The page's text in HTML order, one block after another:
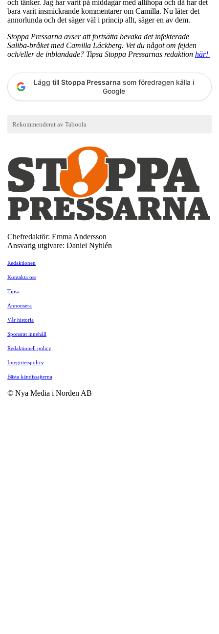
och tänker. Jag har varit på middagar med allihopa och då har det
bara varit insmickrande kommentarer om Camilla. Nu låter det
annorlunda och det säger väl i princip allt, säger en av dem.
Stoppa Pressarna avser att fortsätta bevaka det infekterade
Saliba-bråket med Camilla Läckberg. Vet du något om fejden
och/eller de inblandade? Tipsa Stoppa Pressarnas redaktion här!
Lägg till Stoppa Pressarna som föredragen källa i
Google
Chefredaktör: Emma Andersson
Ansvarig utgivare: Daniel Nyhlén
Redaktionen
Kontakta oss
Tipsa
Annonsera
Vår historia
Sponsrat innehåll
Redaktionell policy
Integritetspolicy
Bästa kändissajterna
© Nya Media i Norden AB